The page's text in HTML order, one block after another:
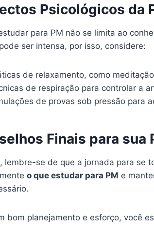
Psicológicos da
para PM não se limita ao
ser intensa, por isso, considere:
de relaxamento, como
de respiração para controlar a
de provas sob pressão para
Finais para sua
lembre-se de que a jornada para se
o que estudar para PM e
bom planejamento e esforço, você